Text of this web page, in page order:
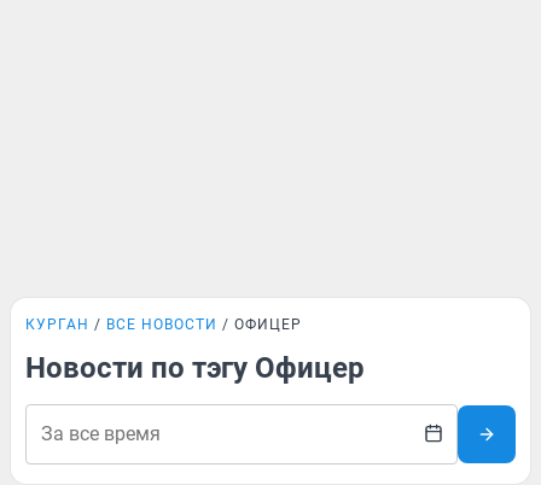
КУРГАН ВСЕ НОВОСТИ ОФИЦЕР
Новости по тэгу Офицер